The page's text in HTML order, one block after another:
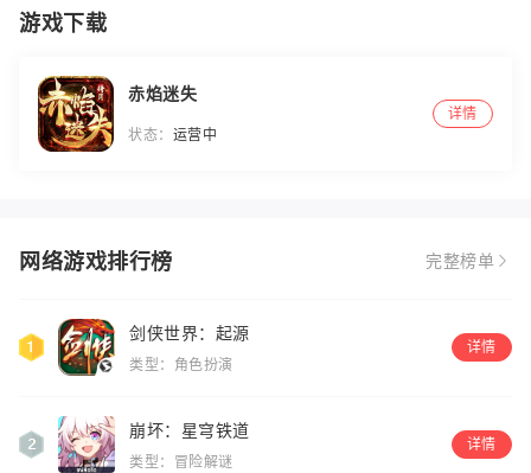
游戏下载
赤焰迷失
状态： 运营中
详情
网络游戏排行榜 完整榜单
剑侠世界：起源
类型：角色扮演
详情
崩坏：星穹铁道
类型：冒险解谜
详情